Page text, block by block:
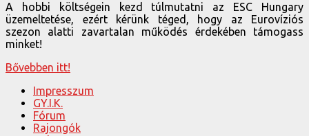
A hobbi költségein kezd túlmutatni az ESC Hungary
üzemeltetése, ezért kérünk téged, hogy az Eurovíziós
szezon alatti zavartalan működés érdekében támogass
minket!
Bővebben itt!
Impresszum
GY.I.K.
Fórum
Rajongók